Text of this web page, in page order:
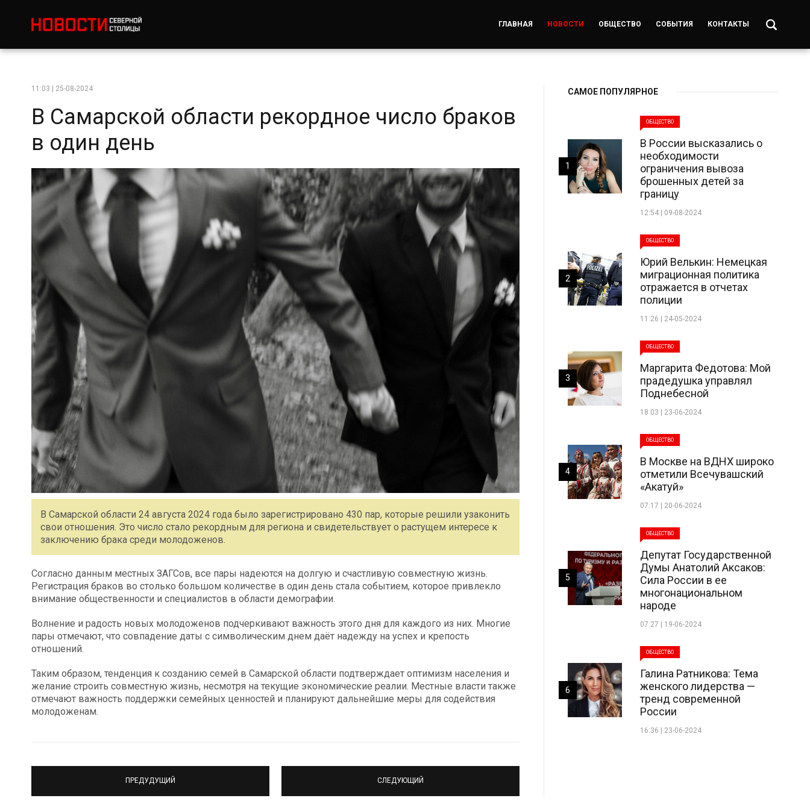
ГЛАВНАЯ НОВОСТИ ОБЩЕСТВО СОБЫТИЯ КОНТАКТЫ
11:03 | 25-08-2024
В Самарской области рекордное число браков
в один день
В Самарской области 24 августа 2024 года было зарегистрировано 430 пар, которые решили узаконить
свои отношения. Это число стало рекордным для региона и свидетельствует о растущем интересе к
заключению брака среди молодоженов.
Согласно данным местных ЗАГСов, все пары надеются на долгую и счастливую совместную жизнь.
Регистрация браков во столько большом количестве в один день стала событием, которое привлекло
внимание общественности и специалистов в области демографии.
Волнение и радость новых молодоженов подчеркивают важность этого дня для каждого из них. Многие
пары отмечают, что совпадение даты с символическим днем даёт надежду на успех и крепость
отношений.
Таким образом, тенденция к созданию семей в Самарской области подтверждает оптимизм населения и
желание строить совместную жизнь, несмотря на текущие экономические реалии. Местные власти также
отмечают важность поддержки семейных ценностей и планируют дальнейшие меры для содействия
молодоженам.
ПРЕДУДУЩИЙ СЛЕДУЮЩИЙ
САМОЕ ПОПУЛЯРНОЕ
ОБЩЕСТВО
В России высказались о
необходимости
ограничения вывоза
брошенных детей за
границу
12:54 | 09-08-2024
1
ОБЩЕСТВО
Юрий Велькин: Немецкая
миграционная политика
отражается в отчетах
полиции
11:26 | 24-05-2024
2
ОБЩЕСТВО
Маргарита Федотова: Мой
прадедушка управлял
Поднебесной
18:03 | 23-06-2024
3
ОБЩЕСТВО
В Москве на ВДНХ широко
отметили Всечувашский
«Акатуй»
07:17 | 20-06-2024
4
ОБЩЕСТВО
Депутат Государственной
Думы Анатолий Аксаков:
Сила России в ее
многонациональном
народе
07:27 | 19-06-2024
5
ОБЩЕСТВО
Галина Ратникова: Тема
женского лидерства —
тренд современной
России
16:36 | 23-06-2024
6